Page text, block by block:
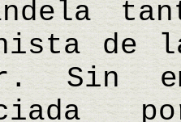
de
Sin